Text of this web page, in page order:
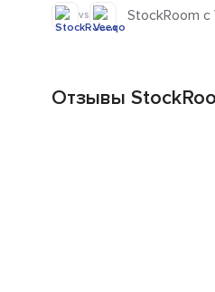
vs StockRoom с
Отзывы